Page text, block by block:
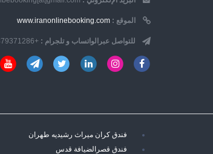
الموقع : www.iranonlinebooking.com
للتواصل عبرالواتساب و تلجرام : +989379371286
فندق كران ميراث رشيديه طهران
فندق قصرالضيافة قدس